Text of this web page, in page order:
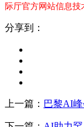
际厅官方网站信息技
分享到：
上一篇： 巴黎AI